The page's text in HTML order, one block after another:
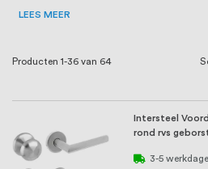
ons voorop, want we
verschil maakt.
LEES MEER
Producten 1-36 van 64
Intersteel
rond rvs
3-5